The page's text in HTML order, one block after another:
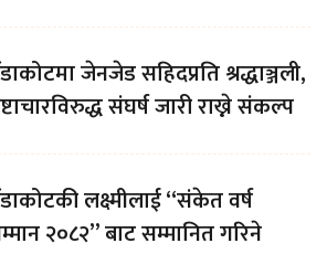
जेनजेड सहिदप्रति श्रद्धाञ्जली,
संघर्ष जारी राख्ने संकल्प
लक्ष्मीलाई “संकेत वर्ष
२०८२” बाट सम्मानित गरिने